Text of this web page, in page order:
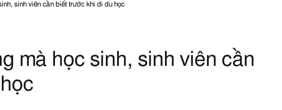
sinh viên cần biết trước khi di du học
mà học sinh, sinh viên cần